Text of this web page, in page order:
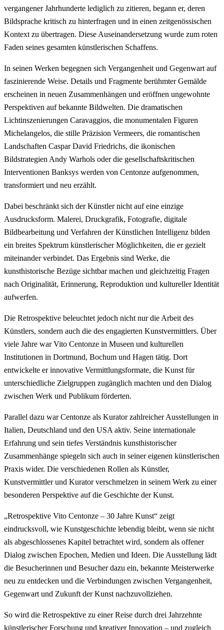
vergangener Jahrhunderte lediglich zu zitieren, begann er, deren
Bildsprache kritisch zu hinterfragen und in einen zeitgenössischen
Kontext zu übertragen. Diese Auseinandersetzung wurde zum roten
Faden seines gesamten künstlerischen Schaffens.
In seinen Werken begegnen sich Vergangenheit und Gegenwart auf
faszinierende Weise. Details und Fragmente berühmter Gemälde
erscheinen in neuen Zusammenhängen und eröffnen ungewohnte
Perspektiven auf bekannte Bildwelten. Die dramatischen
Lichtinszenierungen Caravaggios, die monumentalen Figuren
Michelangelos, die stille Präzision Vermeers, die romantischen
Landschaften Caspar David Friedrichs, die ikonischen
Bildstrategien Andy Warhols oder die gesellschaftskritischen
Interventionen Banksys werden von Centonze aufgenommen,
transformiert und neu erzählt.
Dabei beschränkt sich der Künstler nicht auf eine einzige
Ausdrucksform. Malerei, Druckgrafik, Fotografie, digitale
Bildbearbeitung und Verfahren der Künstlichen Intelligenz bilden
ein breites Spektrum künstlerischer Möglichkeiten, die er gezielt
miteinander verbindet. Das Ergebnis sind Werke, die
kunsthistorische Bezüge sichtbar machen und gleichzeitig Fragen
nach Originalität, Erinnerung, Reproduktion und kultureller Identität
aufwerfen.
Die Retrospektive beleuchtet jedoch nicht nur die Arbeit des
Künstlers, sondern auch die des engagierten Kunstvermittlers. Über
viele Jahre war Vito Centonze in Museen und kulturellen
Institutionen in Dortmund, Bochum und Hagen tätig. Dort
entwickelte er innovative Vermittlungsformate, die Kunst für
unterschiedliche Zielgruppen zugänglich machten und den Dialog
zwischen Werk und Publikum förderten.
Parallel dazu war Centonze als Kurator zahlreicher Ausstellungen in
Italien, Deutschland und den USA aktiv. Seine internationale
Erfahrung und sein tiefes Verständnis kunsthistorischer
Zusammenhänge spiegeln sich auch in seiner eigenen künstlerischen
Praxis wider. Die verschiedenen Rollen als Künstler,
Kunstvermittler und Kurator verschmelzen in seinem Werk zu einer
besonderen Perspektive auf die Geschichte der Kunst.
„Retrospektive Vito Centonze – 30 Jahre Kunst“ zeigt
eindrucksvoll, wie Kunstgeschichte lebendig bleibt, wenn sie nicht
als abgeschlossenes Kapitel betrachtet wird, sondern als offener
Dialog zwischen Epochen, Medien und Ideen. Die Ausstellung lädt
die Besucherinnen und Besucher dazu ein, bekannte Meisterwerke
neu zu entdecken und die Verbindungen zwischen Vergangenheit,
Gegenwart und Zukunft der Kunst nachzuvollziehen.
So wird die Retrospektive zu einer Reise durch drei Jahrzehnte
künstlerischer Forschung und kreativer Innovation – und zugleich